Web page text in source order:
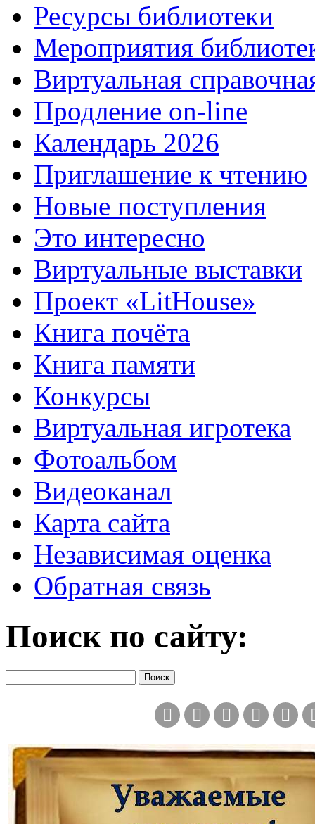
Ресурсы библиотеки
Мероприятия
Виртуальная
Продление on-line
Календарь 2026
Приглашение к чтению
Новые поступления
Это интересно
Виртуальные выставки
Проект «LitHouse»
Книга почёта
Книга памяти
Конкурсы
Виртуальная игротека
Фотоальбом
Видеоканал
Карта сайта
Независимая оценка
Обратная связь
Поиск по сайту: